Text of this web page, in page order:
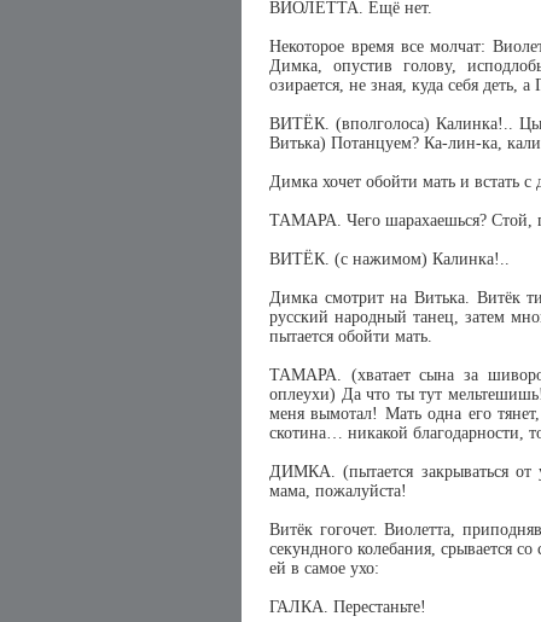
ВИОЛЕТТА. Ещё нет.
Некоторое время все молчат:
Димка, опустив голову,
озирается, не зная, куда себя деть,
ВИТЁК. (вполголоса) Калинка!..
Витька) Потанцуем? Ка-лин-ка,
Димка хочет обойти мать и встать с
ТАМАРА. Чего шарахаешься? Стой,
ВИТЁК. (с нажимом) Калинка!..
Димка смотрит на Витька. Витёк
русский народный танец, затем
пытается обойти мать.
ТАМАРА. (хватает сына за
оплеухи) Да что ты тут
меня вымотал! Мать одна его
скотина… никакой благодарности,
ДИМКА. (пытается закрываться
мама, пожалуйста!
Витёк гогочет. Виолетта,
секундного колебания, срывается
ей в самое ухо:
ГАЛКА. Перестаньте!